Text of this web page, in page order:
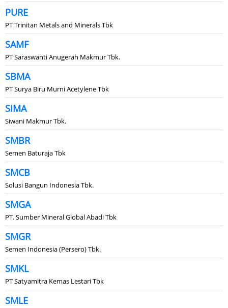
PURE
PT Trinitan Metals and Minerals Tbk
SAMF
PT Saraswanti Anugerah Makmur Tbk.
SBMA
PT Surya Biru Murni Acetylene Tbk
SIMA
Siwani Makmur Tbk.
SMBR
Semen Baturaja Tbk
SMCB
Solusi Bangun Indonesia Tbk.
SMGA
PT. Sumber Mineral Global Abadi Tbk
SMGR
Semen Indonesia (Persero) Tbk.
SMKL
PT Satyamitra Kemas Lestari Tbk
SMLE